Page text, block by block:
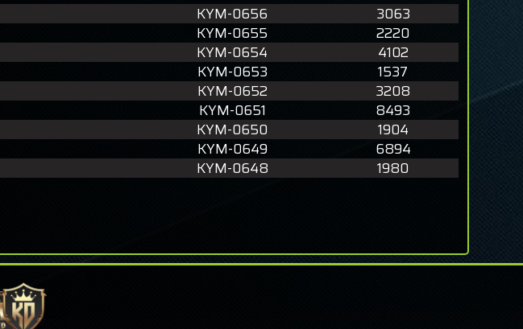
KYM-0656
3063
KYM-0655
2220
KYM-0654
4102
KYM-0653
1537
KYM-0652
3208
KYM-0651
8493
KYM-0650
1904
KYM-0649
6894
KYM-0648
1980